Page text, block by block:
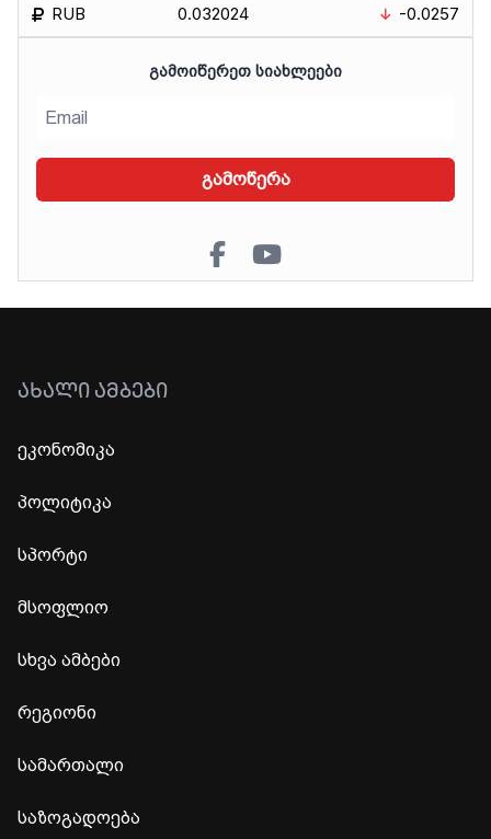
RUB
0.032024
-0.0257
ᲒᲐᲛᲝᲘᲬᲔᲠᲔᲗ ᲡᲘᲐᲮᲚᲔᲔᲑᲘ
გამოწერა
ᲐᲮᲐᲚᲘ ᲐᲛᲑᲔᲑᲘ
ეკონომიკა
პოლიტიკა
სპორტი
მსოფლიო
სხვა ამბები
რეგიონი
სამართალი
საზოგადოება